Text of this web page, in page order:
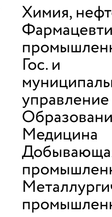
Химия,
Гос. и
управление
Медицина